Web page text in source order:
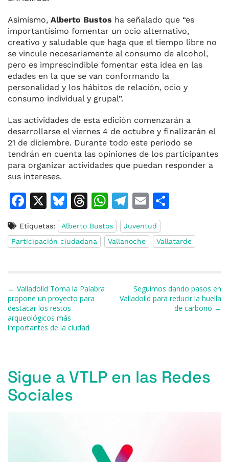
Asimismo, Alberto Bustos ha señalado que “es
importantísimo fomentar un ocio alternativo,
creativo y saludable que haga que el tiempo libre no
se vincule necesariamente al consumo de alcohol,
pero es imprescindible fomentar esta idea en las
edades en la que se van conformando la
personalidad y los hábitos de relación, ocio y
consumo individual y grupal”.
Las actividades de esta edición comenzarán a
desarrollarse el viernes 4 de octubre y finalizarán el
21 de diciembre. Durante todo este periodo se
tendrán en cuenta las opiniones de los participantes
para organizar actividades que puedan responder a
sus intereses.
F
c
e
o
o
k
X
Bl
u
e
s
y
T
h
re
a
s
W
h
at
s
T
el
e
gr
m
E
m
ai
l
m
p
ti
r
Etiquetas: Alberto Bustos
Juventud
Participación ciudadana
Vallanoche Vallatarde
Navegación de entradas
← Valladolid Toma la Palabra
propone un proyecto para
destacar los restos
arqueológicos más
importantes de la ciudad
Seguimos dando pasos en
Valladolid para reducir la huella
de carbono →
Sigue a VTLP en las Redes
Sociales